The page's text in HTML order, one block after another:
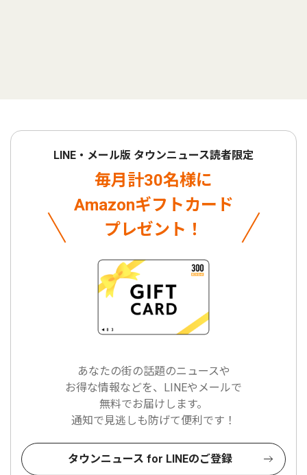
LINE・メール版 タウンニュース読者限定
毎月計30名様に
Amazonギフトカード
プレゼント！
あなたの街の話題のニュースや
お得な情報などを、LINEやメールで
無料でお届けします。
通知で見逃しも防げて便利です！
タウンニュース for LINEのご登録